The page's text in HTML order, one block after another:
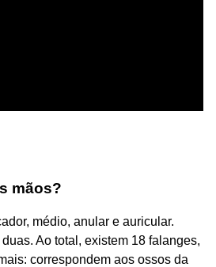
mãos?
médio, anular e auricular.
Ao total, existem 18 falanges,
correspondem aos ossos da